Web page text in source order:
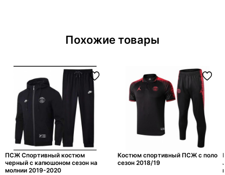
Похожие товары
ПСЖ Спортивный костюм
черный с капюшоном сезон на
молнии 2019-2020
Костюм спортивный ПСЖ с поло
сезон 2018/19